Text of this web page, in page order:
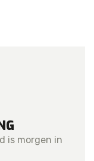
is morgen in